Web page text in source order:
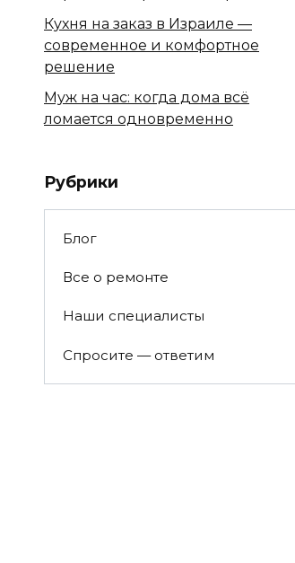
Кухня на заказ в Израиле —
современное и комфортное
решение
Муж на час: когда дома всё
ломается одновременно
Рубрики
Блог
Все о ремонте
Наши специалисты
Спросите — ответим